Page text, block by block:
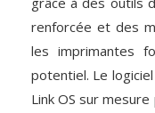
renforcée et des
les imprimantes
potentiel. Le
Link OS sur